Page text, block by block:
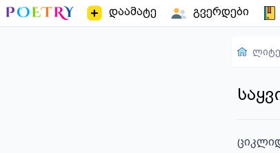
დაამატე გვერდები